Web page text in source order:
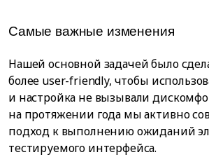
Самые важные изменения
Нашей основной задачей было
более user-friendly, чтобы
и настройка не вызывали
на протяжении года мы активно
подход к выполнению ожиданий
тестируемого интерфейса.